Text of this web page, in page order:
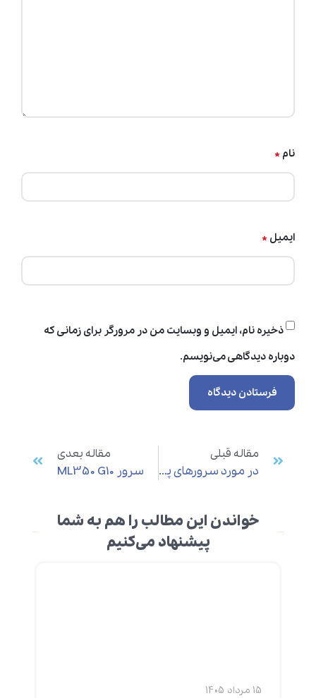
نام *
ایمیل *
ذخیره نام، ایمیل و وبسایت من در مرورگر برای زمانی که
دوباره دیدگاهی می‌نویسم.
مقاله قبلی
در مورد سرورهای پشتیبان کننده پردازنده‌های Intel Xeon
مقاله بعدی
سرور ML350 G10
خواندن این مطالب را هم به شما
پیشنهاد می‌کنیم
15 مرداد 1405